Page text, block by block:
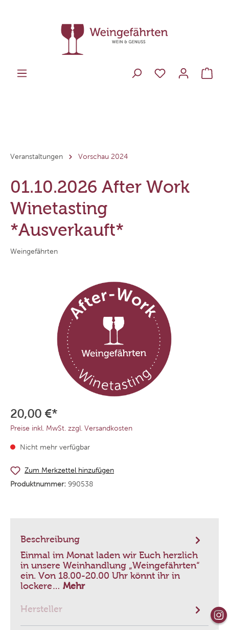
Veranstaltungen Vorschau 2024
01.10.2026 After Work
Winetasting
*Ausverkauft*
Weingefährten
20,00 €*
Preise inkl. MwSt. zzgl. Versandkosten
Nicht mehr verfügbar
Zum Merkzettel hinzufügen
Produktnummer: 990538
Beschreibung
Einmal im Monat laden wir Euch herzlich
in unsere Weinhandlung „Weingefährten“
ein. Von 18.00-20.00 Uhr könnt ihr in
lockere… Mehr
Hersteller